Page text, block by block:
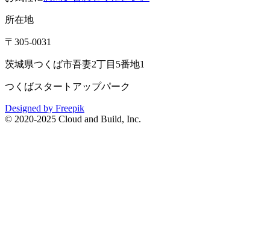
所在地
〒305-0031
茨城県つくば市吾妻2丁目5番地1
つくばスタートアップパーク
Designed by Freepik
© 2020-2025 Cloud and Build, Inc.